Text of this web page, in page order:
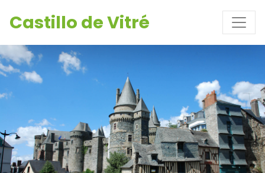
Castillo de Vitré